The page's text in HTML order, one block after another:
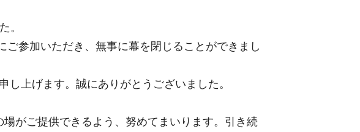
。
参加いただき、無事に幕を閉じることができまし
上げます。誠にありがとうございました。
がご提供できるよう、努めてまいります。引き続